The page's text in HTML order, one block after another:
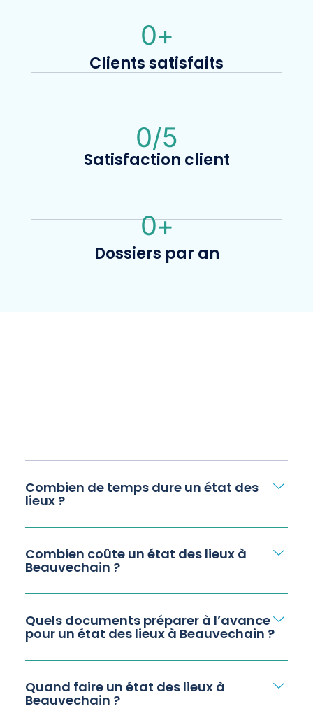
Clients satisfaits
0+
Satisfaction client
0/5
Dossiers par an
0+
Combien de temps dure un état des
lieux ?
Combien coûte un état des lieux à
Beauvechain ?
Quels documents préparer à l’avance
pour un état des lieux à Beauvechain ?
Quand faire un état des lieux à
Beauvechain ?